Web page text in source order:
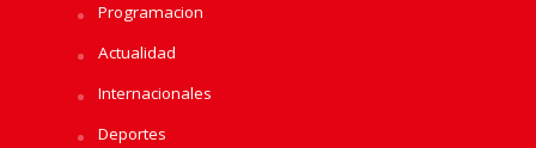
Programacion
Actualidad
Internacionales
Deportes